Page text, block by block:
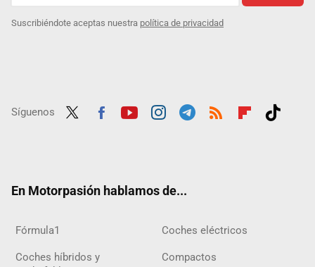
Suscribiéndote aceptas nuestra política de privacidad
Síguenos
En Motorpasión hablamos de...
Fórmula1 Coches eléctricos
Coches híbridos y
Compactos